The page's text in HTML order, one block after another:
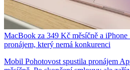
MacBook za 349 Kč měsíčně a
pronájem, který nemá konkurenci
Mobil Pohotovost spustila pronájem